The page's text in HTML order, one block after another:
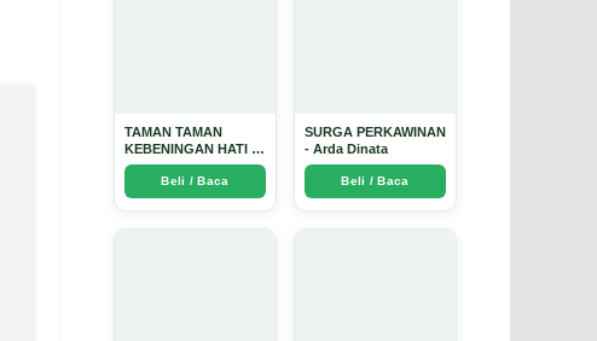
TAMAN TAMAN
KEBENINGAN HATI -
Arda Dinata
Beli / Baca
SURGA PERKAWINAN
- Arda Dinata
Beli / Baca